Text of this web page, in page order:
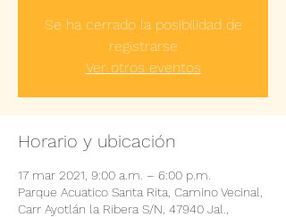
Se ha cerrado la posibilidad de
registrarse
Ver otros eventos
Horario y ubicación
17 mar 2021, 9:00 a.m. – 6:00 p.m.
Parque Acuatico Santa Rita, Camino Vecinal,
Carr Ayotlán la Ribera S/N, 47940 Jal.,